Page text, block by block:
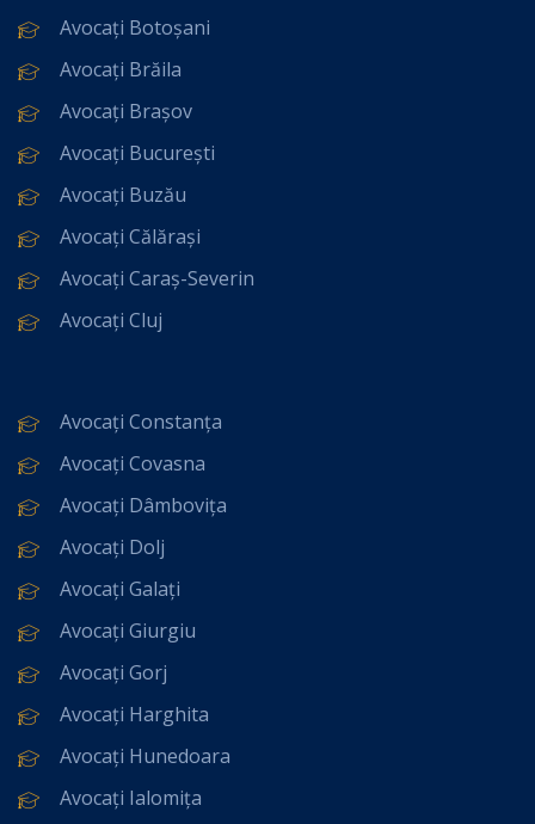
Avocați Botoșani
Avocați Brăila
Avocați Brașov
Avocați București
Avocați Buzău
Avocați Călărași
Avocați Caraș-Severin
Avocați Cluj
Avocați Constanța
Avocați Covasna
Avocați Dâmbovița
Avocați Dolj
Avocați Galați
Avocați Giurgiu
Avocați Gorj
Avocați Harghita
Avocați Hunedoara
Avocați Ialomița